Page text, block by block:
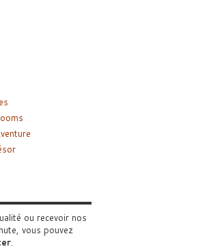
ou recevoir nos
vous pouvez
.